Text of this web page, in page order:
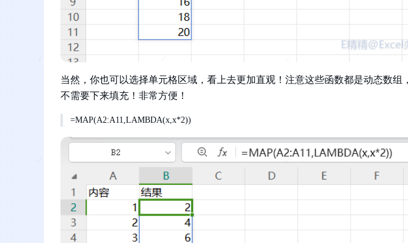
当然，你也可以选择单元格区域，看上去更加直观！注意这些函数都是动态数组
不需要下来填充！非常方便！
=MAP(A2:A11,LAMBDA(x,x*2))